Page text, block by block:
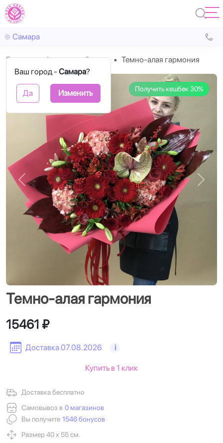
Самара
Ваш город - Самара?
Да Изменить
Главная Авторские букеты Темно-алая гармония
Получить кешбек 30%
Назад
Темно-алая гармония
Доставка 07.08.2026 i
15461 ₽
Доставка бесплатно
Самовывоз в 0 магазинов
Вы получите 1546 бонусов
Размер 40 х 55 см.
Купить в 1 клик